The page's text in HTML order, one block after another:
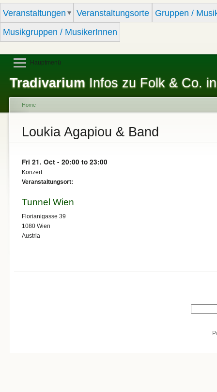
Veranstaltungen Veranstaltungsorte
Gruppen /
Musikgruppen / MusikerInnen
Tradivarium Infos zu Folk & Co.
Hauptmenü
You are here
Home
Loukia Agapiou & Band
Fri 21. Oct - 20:00 to 23:00
Konzert
Veranstaltungsort:
Tunnel Wien
Florianigasse 39
1080 Wien
Austria